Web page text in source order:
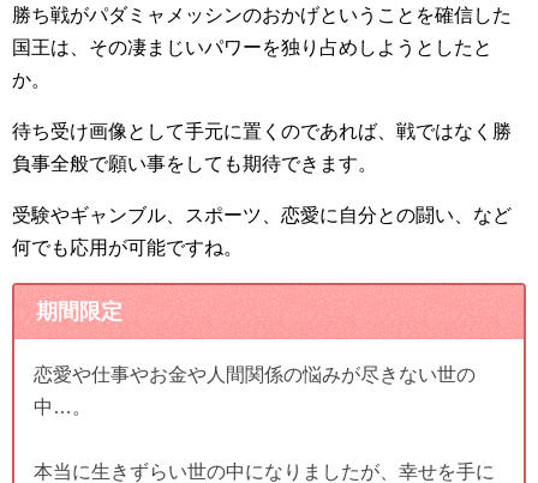
勝ち戦がパダミャメッシンのおかげということを確信した
国王は、その凄まじいパワーを独り占めしようとしたと
か。
待ち受け画像として手元に置くのであれば、戦ではなく勝
負事全般で願い事をしても期待できます。
受験やギャンブル、スポーツ、恋愛に自分との闘い、など
何でも応用が可能ですね。
期間限定
恋愛や仕事やお金や人間関係の悩みが尽きない世の
中…。
本当に生きずらい世の中になりましたが、幸せを手に